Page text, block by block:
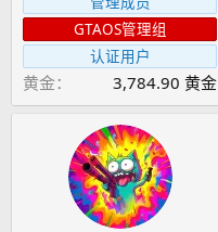
GTAOS管理组
认证用户
黄金 3,784.90 黄金